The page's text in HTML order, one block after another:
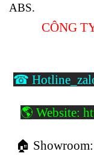
ABS.
CÔNG
☎
🌎 Website:
🏠